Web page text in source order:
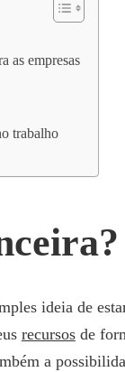
as empresas
trabalho
ideia de
recursosde
a